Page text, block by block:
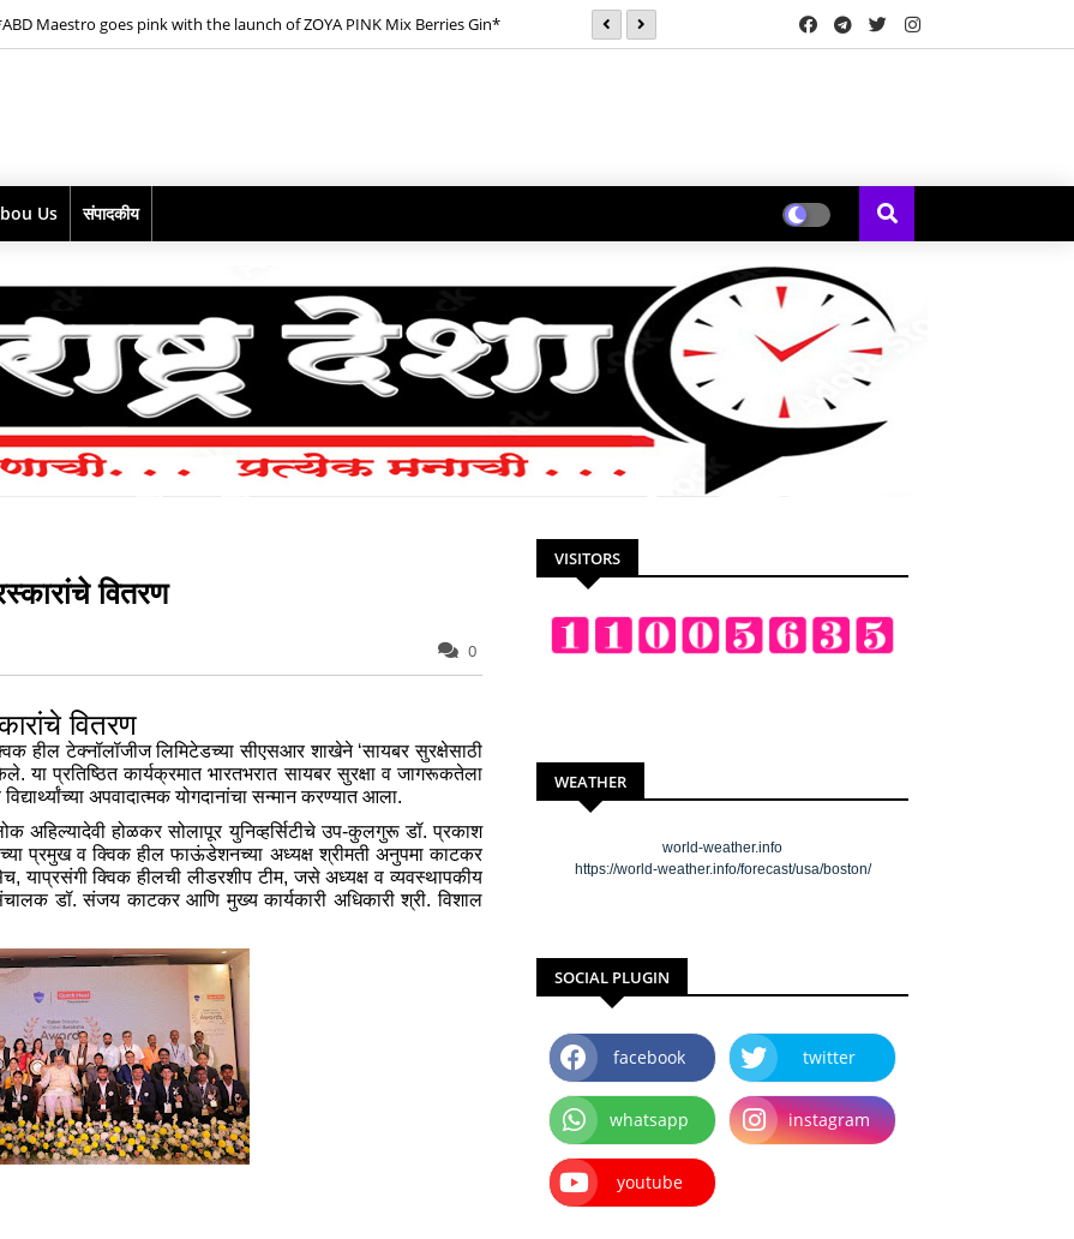
Maestro goes pink with the launch of ZOYA PINK Mix Berries Gin* *कोक स्टुडिओ भारतने 'कचौडी गली'मधून पत्नीच्या नजरेतून मांडली एका
Us संपादकीय
वितरण
0
वितरण
हील टेक्‍नॉलॉजीज लिमिटेडच्‍या सीएसआर शाखेने ‘सायबर सुरक्षेसाठी
या प्रतिष्ठित कार्यक्रमात भारतभरात सायबर सुरक्षा व जागरूकतेला
अपवादात्‍मक योगदानांचा सन्‍मान करण्‍यात आला.
अहिल्‍यादेवी होळकर सोलापूर युनिव्‍हर्सिटीचे उप-कुलगुरू डॉ. प्रकाश
प्रमुख व क्विक हील फाऊंडेशनच्‍या अध्‍यक्ष श्रीमती अनुपमा काटकर
याप्रसंगी क्विक हीलची लीडरशीप टीम, जसे अध्‍यक्ष व व्‍यवस्‍थापकीय
डॉ. संजय काटकर आणि मुख्‍य कार्यकारी अधिकारी श्री. विशाल
VISITORS
WEATHER
world-weather.info
https://world-weather.info/forecast/usa/boston/
SOCIAL PLUGIN
facebook twitter
whatsapp instagram
youtube